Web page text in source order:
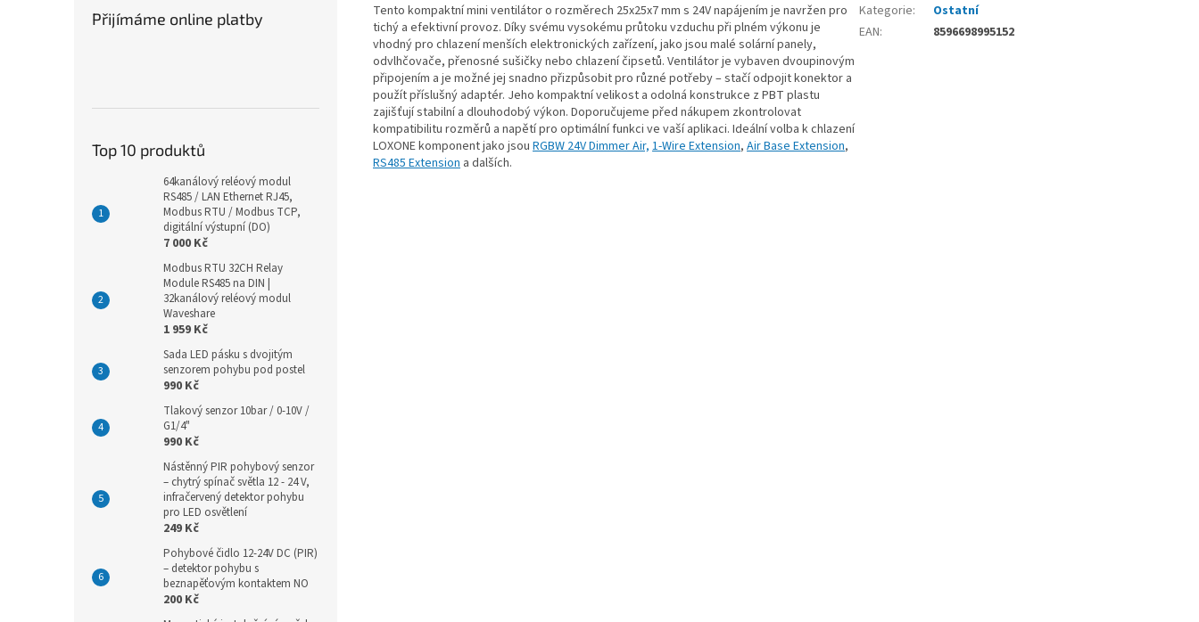
Přijímáme online platby
Top 10 produktů
64kanálový reléový modul
RS485 / LAN Ethernet RJ45,
Modbus RTU / Modbus TCP,
digitální výstupní (DO)
7 000 Kč
Modbus RTU 32CH Relay
Module RS485 na DIN |
32kanálový reléový modul
Waveshare
1 959 Kč
Sada LED pásku s dvojitým
senzorem pohybu pod postel
990 Kč
Tlakový senzor 10bar / 0-10V /
G1/4"
990 Kč
Nástěnný PIR pohybový senzor
– chytrý spínač světla 12 - 24 V,
infračervený detektor pohybu
pro LED osvětlení
249 Kč
Pohybové čidlo 12-24V DC (PIR)
– detektor pohybu s
beznapěťovým kontaktem NO
200 Kč
Tento kompaktní mini ventilátor o rozměrech 25x25x7 mm s 24V napájením je navržen pro
tichý a efektivní provoz. Díky svému vysokému průtoku vzduchu při plném výkonu je
vhodný pro chlazení menších elektronických zařízení, jako jsou malé solární panely,
odvlhčovače, přenosné sušičky nebo chlazení čipsetů. Ventilátor je vybaven dvoupinovým
připojením a je možné jej snadno přizpůsobit pro různé potřeby – stačí odpojit konektor a
použít příslušný adaptér. Jeho kompaktní velikost a odolná konstrukce z PBT plastu
zajišťují stabilní a dlouhodobý výkon. Doporučujeme před nákupem zkontrolovat
kompatibilitu rozměrů a napětí pro optimální funkci ve vaší aplikaci. Ideální volba k chlazení
LOXONE komponent jako jsou RGBW 24V Dimmer Air, 1-Wire Extension, Air Base Extension,
RS485 Extension a dalších.
Kategorie:
Ostatní
EAN: 8596698995152